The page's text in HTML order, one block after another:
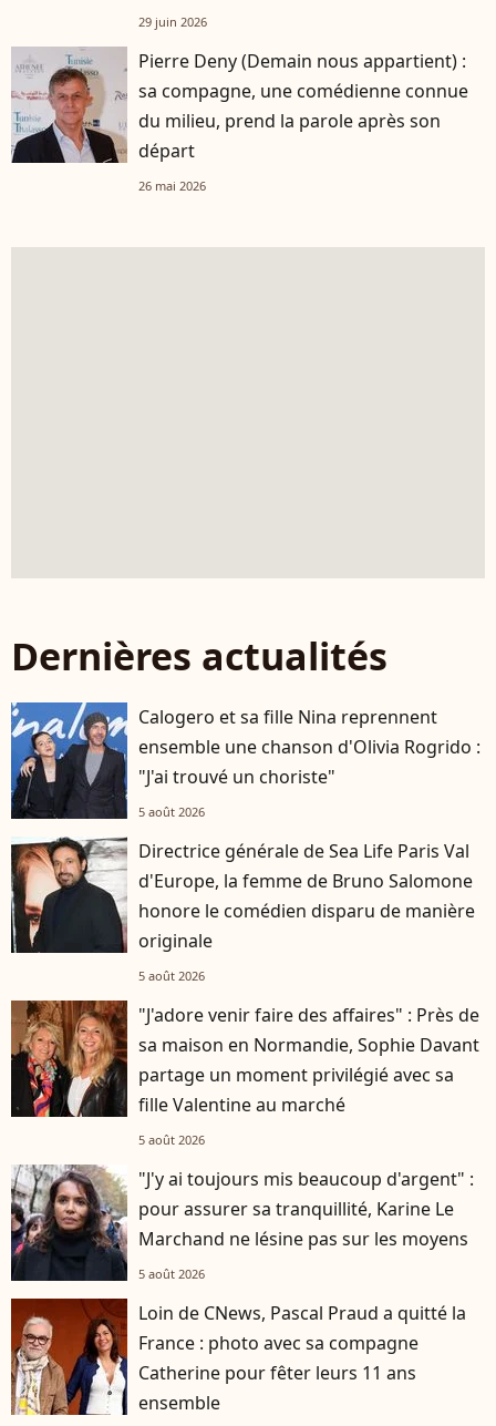
29 juin 2026
Pierre Deny (Demain nous appartient) :
sa compagne, une comédienne connue
du milieu, prend la parole après son
départ
26 mai 2026
Dernières actualités
Calogero et sa fille Nina reprennent
ensemble une chanson d'Olivia Rogrido :
"J'ai trouvé un choriste"
5 août 2026
Directrice générale de Sea Life Paris Val
d'Europe, la femme de Bruno Salomone
honore le comédien disparu de manière
originale
5 août 2026
"J'adore venir faire des affaires" : Près de
sa maison en Normandie, Sophie Davant
partage un moment privilégié avec sa
fille Valentine au marché
5 août 2026
"J'y ai toujours mis beaucoup d'argent" :
pour assurer sa tranquillité, Karine Le
Marchand ne lésine pas sur les moyens
5 août 2026
Loin de CNews, Pascal Praud a quitté la
France : photo avec sa compagne
Catherine pour fêter leurs 11 ans
ensemble